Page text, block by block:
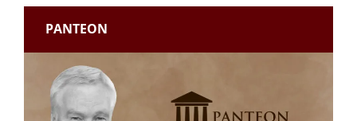
PANTEON